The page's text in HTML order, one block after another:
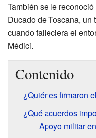
También se le
Ducado de Toscana, un
cuando falleciera el
Médici.
Contenido
¿Quiénes firmaron
¿Qué acuerdos
Apoyo militar